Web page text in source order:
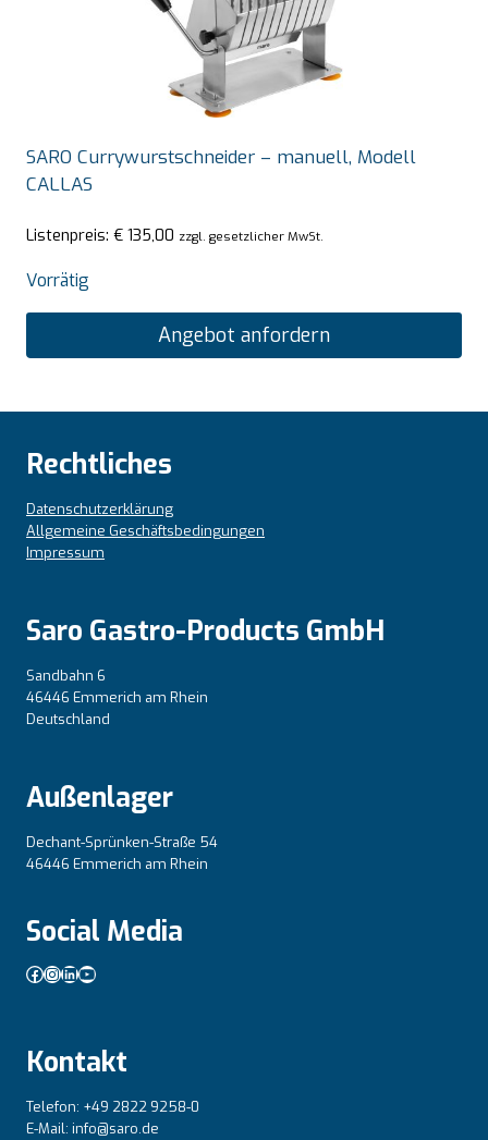
SARO Currywurstschneider – manuell, Modell
CALLAS
Listenpreis: € 135,00 zzgl. gesetzlicher MwSt.
Vorrätig
Angebot anfordern
Rechtliches
Datenschutzerklärung
Allgemeine Geschäftsbedingungen
Impressum
Saro Gastro-Products GmbH
Sandbahn 6
46446 Emmerich am Rhein
Deutschland
Außenlager
Dechant-Sprünken-Straße 54
46446 Emmerich am Rhein
Social Media
Facebook
Instagram
LinkedIn
YouTube
Kontakt
Telefon: +49 2822 9258-0
E-Mail: info@saro.de